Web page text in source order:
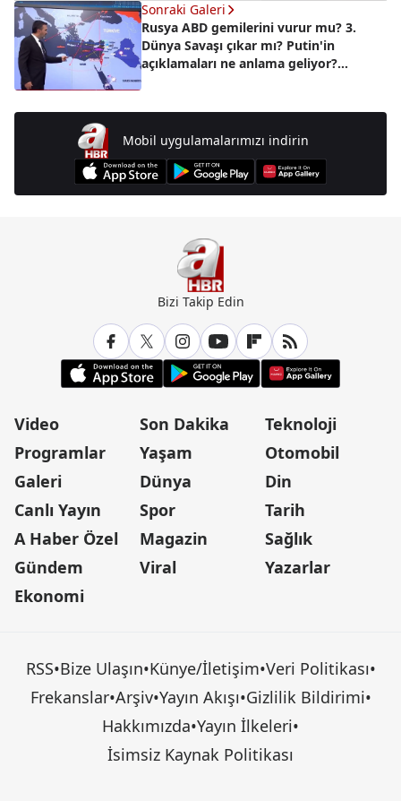
Sonraki Galeri
Rusya ABD gemilerini vurur mu? 3.
Dünya Savaşı çıkar mı? Putin'in
açıklamaları ne anlama geliyor?
Mobil uygulamalarımızı indirin
Bizi Takip Edin
Video
Programlar
Galeri
Canlı Yayın
A Haber Özel
Gündem
Ekonomi
Son Dakika
Yaşam
Dünya
Spor
Magazin
Viral
Teknoloji
Otomobil
Din
Tarih
Sağlık
Yazarlar
RSS•Bize Ulaşın•Künye/İletişim•Veri Politikası•
Frekanslar•Arşiv•Yayın Akışı•Gizlilik Bildirimi•
Hakkımızda•Yayın İlkeleri•
İsimsiz Kaynak Politikası